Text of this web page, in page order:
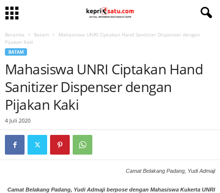
Beranda Batam
Mahasiswa UNRI Ciptakan Hand Sanitizer Dispenser dengan
Pijakan Kaki
BATAM
Mahasiswa UNRI Ciptakan Hand
Sanitizer Dispenser dengan
Pijakan Kaki
4 Juli 2020
Camat Belakang Padang, Yudi Admaji
Camat Belakang Padang, Yudi Admaji berpose dengan Mahasiswa Kukerta UNRI